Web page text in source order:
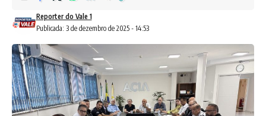
Publicada: 3 de dezembro de 2025 - 14:53
Reporter do Vale 1